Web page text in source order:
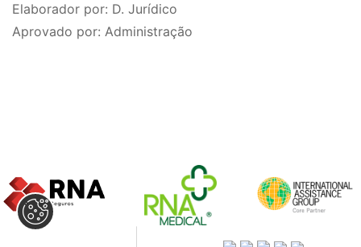
Elaborador por: D. Jurídico
Aprovado por: Administração